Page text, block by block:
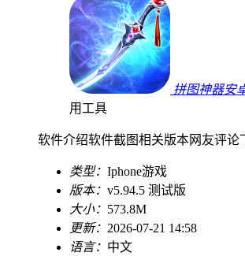
拼图神器安
用工具
软件介绍软件截图相关版本网友评论
类型： Iphone游戏
版本： v5.94.5 测试版
大小： 573.8M
更新： 2026-07-21 14:58
语言： 中文